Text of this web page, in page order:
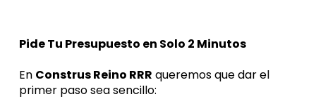
Pide Tu Presupuesto en Solo 2 Minutos
En Construs Reino RRR queremos que dar el
primer paso sea sencillo: